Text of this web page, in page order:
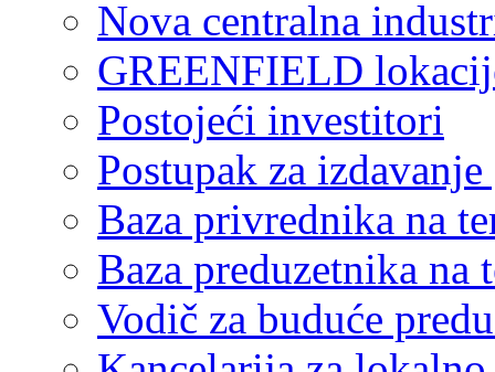
Nova centralna
GREENFIELD
Postojeći investitori
Postupak za
Baza privrednika na
Baza preduzetnika
Vodič za buduće